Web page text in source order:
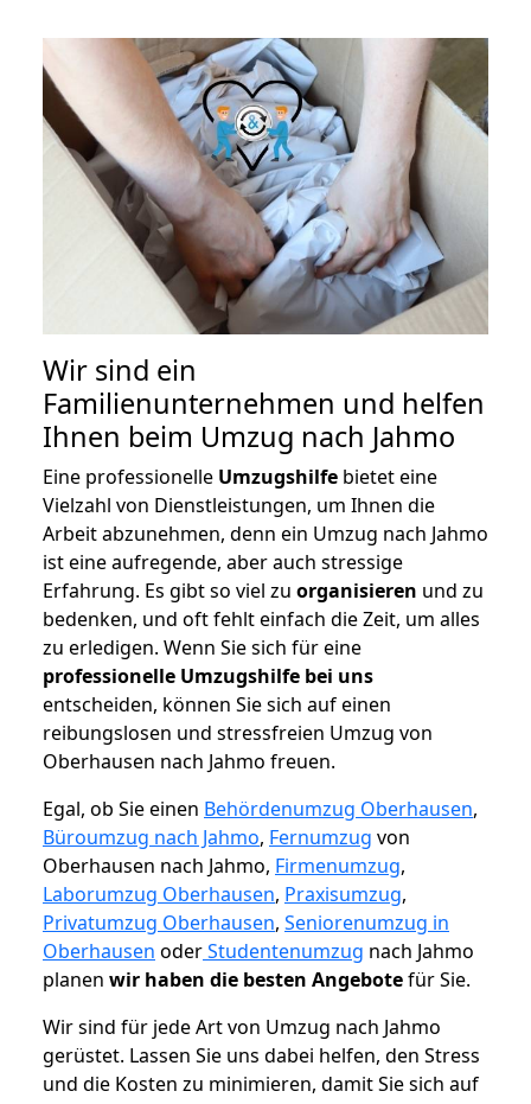
Wir sind ein
Familienunternehmen und helfen
Ihnen beim Umzug nach Jahmo
Eine professionelle Umzugshilfe bietet eine
Vielzahl von Dienstleistungen, um Ihnen die
Arbeit abzunehmen, denn ein Umzug nach Jahmo
ist eine aufregende, aber auch stressige
Erfahrung. Es gibt so viel zu organisieren und zu
bedenken, und oft fehlt einfach die Zeit, um alles
zu erledigen. Wenn Sie sich für eine
professionelle Umzugshilfe bei uns
entscheiden, können Sie sich auf einen
reibungslosen und stressfreien Umzug von
Oberhausen nach Jahmo freuen.
Egal, ob Sie einen Behördenumzug Oberhausen,
Büroumzug nach Jahmo, Fernumzug von
Oberhausen nach Jahmo, Firmenumzug,
Laborumzug Oberhausen, Praxisumzug,
Privatumzug Oberhausen, Seniorenumzug in
Oberhausen oderStudentenumzug nach Jahmo
planen wir haben die besten Angebotefür Sie.
Wir sind für jede Art von Umzug nach Jahmo
gerüstet. Lassen Sie uns dabei helfen, den Stress
und die Kosten zu minimieren, damit Sie sich auf